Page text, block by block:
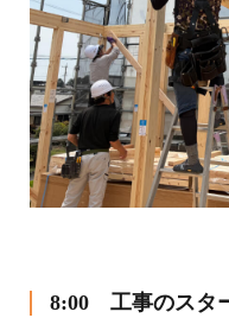
8:00 工事のスタ